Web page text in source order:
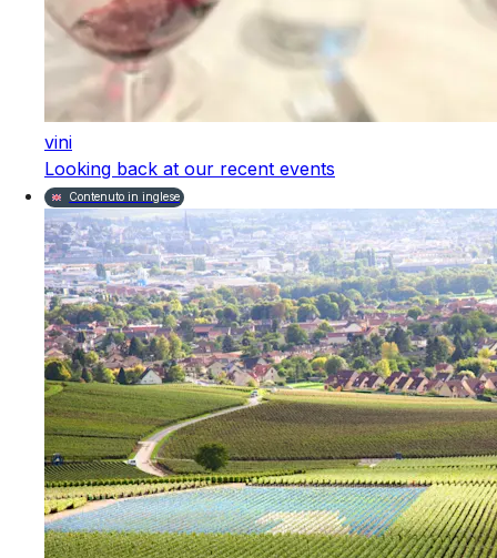
vini
Looking back at our recent events
Contenuto in inglese